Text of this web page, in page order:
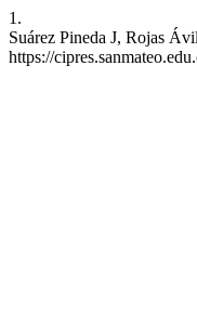
1.
Suárez Pineda J, Rojas
https://